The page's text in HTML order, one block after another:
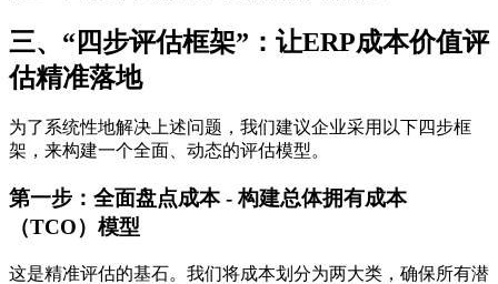
三、“四步评估框架”：让ERP成本价值评
估精准落地
为了系统性地解决上述问题，我们建议企业采用以下四步框
架，来构建一个全面、动态的评估模型。
第一步：全面盘点成本 - 构建总体拥有成本
（TCO）模型
这是精准评估的基石。我们将成本划分为两大类，确保所有潜